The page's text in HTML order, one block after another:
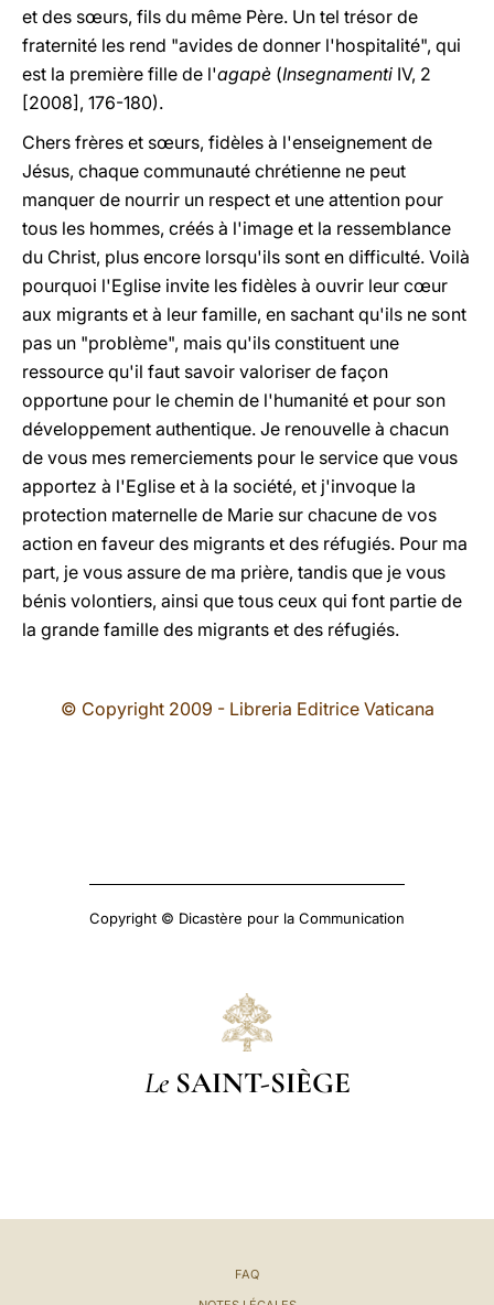
et des sœurs, fils du même Père. Un tel trésor de
fraternité les rend "avides de donner l'hospitalité", qui
est la première fille de l'agapè (Insegnamenti IV, 2
[2008], 176-180).
Chers frères et sœurs, fidèles à l'enseignement de
Jésus, chaque communauté chrétienne ne peut
manquer de nourrir un respect et une attention pour
tous les hommes, créés à l'image et la ressemblance
du Christ, plus encore lorsqu'ils sont en difficulté. Voilà
pourquoi l'Eglise invite les fidèles à ouvrir leur cœur
aux migrants et à leur famille, en sachant qu'ils ne sont
pas un "problème", mais qu'ils constituent une
ressource qu'il faut savoir valoriser de façon
opportune pour le chemin de l'humanité et pour son
développement authentique. Je renouvelle à chacun
de vous mes remerciements pour le service que vous
apportez à l'Eglise et à la société, et j'invoque la
protection maternelle de Marie sur chacune de vos
action en faveur des migrants et des réfugiés. Pour ma
part, je vous assure de ma prière, tandis que je vous
bénis volontiers, ainsi que tous ceux qui font partie de
la grande famille des migrants et des réfugiés.
© Copyright 2009 - Libreria Editrice Vaticana
Copyright © Dicastère pour la Communication
Le SAINT-SIÈGE
FAQ